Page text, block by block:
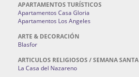
APARTAMENTOS TURÍSTICOS
Apartamentos Casa Gloria
Apartamentos Los Angeles
ARTE & DECORACIÓN
Blasfor
ARTICULOS RELIGIOSOS / SEMANA SANTA
La Casa del Nazareno